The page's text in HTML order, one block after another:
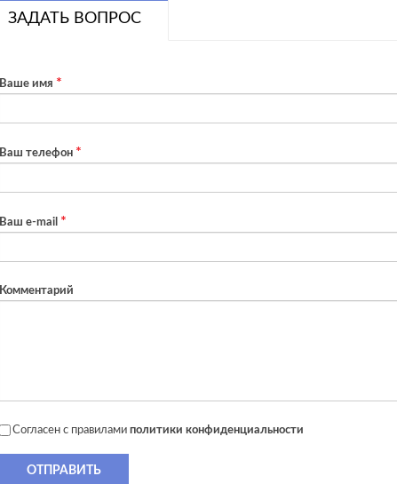
ЗАДАТЬ ВОПРОС
Ваше имя
Ваш телефон
Ваш e-mail
Комментарий
Согласен с правилами политики конфиденциальности
ОТПРАВИТЬ